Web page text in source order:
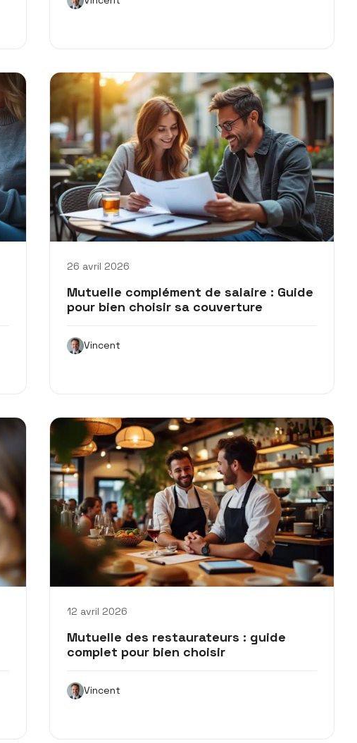
26 avril 2026
Mutuelle complément de salaire : Guide
pour bien choisir sa couverture
Vincent
12 avril 2026
Mutuelle des restaurateurs : guide
complet pour bien choisir
Vincent